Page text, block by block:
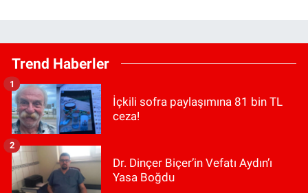
Trend Haberler
İçkili sofra paylaşımına 81 bin TL
ceza!
1
Dr. Dinçer Biçer’in Vefatı Aydın’ı
Yasa Boğdu
2